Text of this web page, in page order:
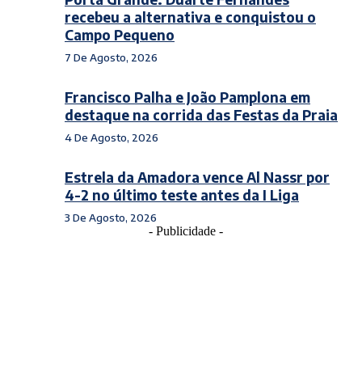
recebeu a alternativa e conquistou o
Campo Pequeno
7 De Agosto, 2026
Francisco Palha e João Pamplona em
destaque na corrida das Festas da Praia
4 De Agosto, 2026
Estrela da Amadora vence Al Nassr por
4-2 no último teste antes da I Liga
3 De Agosto, 2026
- Publicidade -